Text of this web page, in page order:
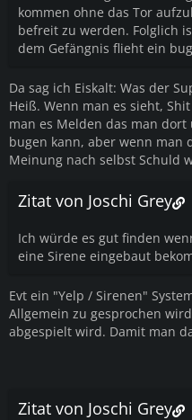
kommen ohne das Tor
befreit zu werden. Folglich
dem Gefängnis flieht ein
Da sag ich Eiskalt: Was der
Heiß. Wenn man es sieht,
man es Melden das man
bugen kann, aber wenn man
Meinung nach selbst Schuld
Zitat von Joschi Grey
Ich würde es gut finden
eine Sirene eingebaut
Evt ein "Yelp / Sirenen"
Allgemein zu gesprochen
abgespielt wird. Damit man
Zitat von Joschi Grey